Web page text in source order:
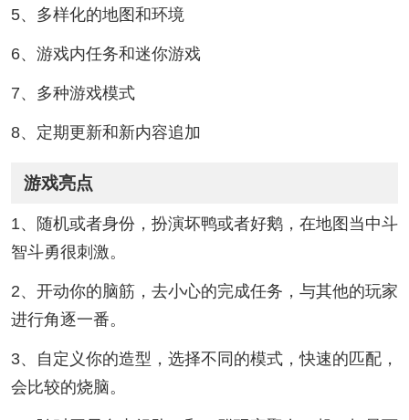
5、多样化的地图和环境
6、游戏内任务和迷你游戏
7、多种游戏模式
8、定期更新和新内容追加
游戏亮点
1、随机或者身份，扮演坏鸭或者好鹅，在地图当中斗
智斗勇很刺激。
2、开动你的脑筋，去小心的完成任务，与其他的玩家
进行角逐一番。
3、自定义你的造型，选择不同的模式，快速的匹配，
会比较的烧脑。